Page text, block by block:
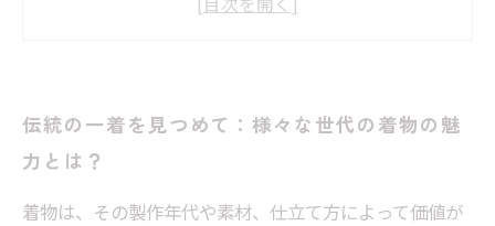
備法
安心して任せられる！専門家に依頼する着物正
確査定の秘訣
伝統の一着を見つめて：様々な世代の着物の魅
力とは？
着物は、その製作年代や素材、仕立て方によって価値が